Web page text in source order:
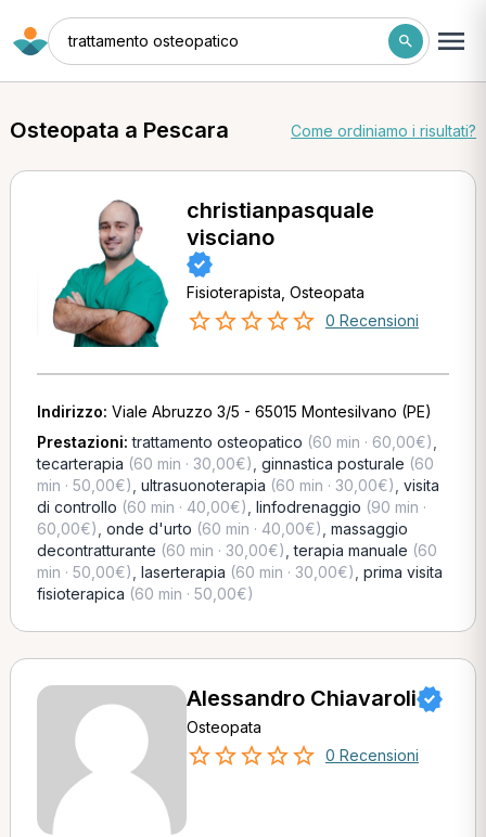
trattamento osteopatico
Osteopata a Pescara Come ordiniamo i risultati?
christianpasquale
visciano
Fisioterapista, Osteopata
0 Recensioni
Indirizzo: Viale Abruzzo 3/5 - 65015 Montesilvano (PE)
Prestazioni:trattamento osteopatico (60 min · 60,00€)
tecarterapia (60 min · 30,00€) ginnastica posturale (60
min · 50,00€) ultrasuonoterapia (60 min · 30,00€) visita
di controllo (60 min · 40,00€) linfodrenaggio (90 min ·
60,00€) onde d'urto (60 min · 40,00€) massaggio
decontratturante (60 min · 30,00€) ,terapia manuale (60
min · 50,00€) laserterapia (60 min · 30,00€) prima visita
fisioterapica (60 min · 50,00€)
Alessandro Chiavaroli
Osteopata
0 Recensioni